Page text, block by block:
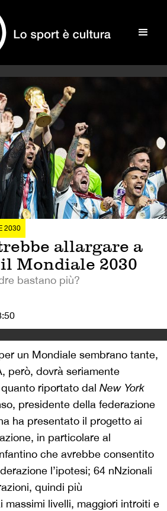
2030
allargare a
Mondiale 2030
bastano più?
un Mondiale sembrano tante,
però, dovrà seriamente
riportato dal New York
presidente della federazione
ha presentato il progetto ai
in particolare al
che avrebbe consentito
l’ipotesi; 64 nNzionali
quindi più
massimi livelli, maggiori introiti e